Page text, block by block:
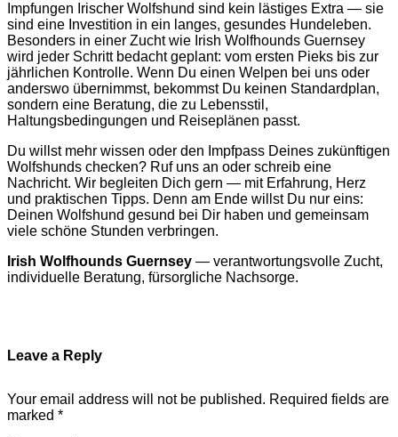
Impfungen Irischer Wolfshund sind kein lästiges Extra — sie
sind eine Investition in ein langes, gesundes Hundeleben.
Besonders in einer Zucht wie Irish Wolfhounds Guernsey
wird jeder Schritt bedacht geplant: vom ersten Pieks bis zur
jährlichen Kontrolle. Wenn Du einen Welpen bei uns oder
anderswo übernimmst, bekommst Du keinen Standardplan,
sondern eine Beratung, die zu Lebensstil,
Haltungsbedingungen und Reiseplänen passt.
Du willst mehr wissen oder den Impfpass Deines zukünftigen
Wolfshunds checken? Ruf uns an oder schreib eine
Nachricht. Wir begleiten Dich gern — mit Erfahrung, Herz
und praktischen Tipps. Denn am Ende willst Du nur eins:
Deinen Wolfshund gesund bei Dir haben und gemeinsam
viele schöne Stunden verbringen.
Irish Wolfhounds Guernsey — verantwortungsvolle Zucht,
individuelle Beratung, fürsorgliche Nachsorge.
Leave a Reply
Your email address will not be published. Required fields are
marked *